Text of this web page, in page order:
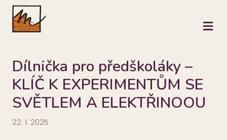
Dílnička pro předškoláky –
KLÍČ K EXPERIMENTŮM SE
SVĚTLEM A ELEKTŘINOOU
22. 1. 2025